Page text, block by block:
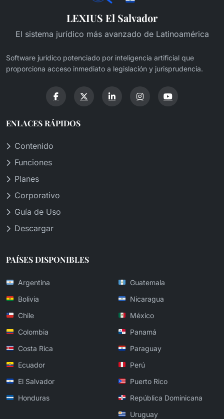
LEXIUS El Salvador
El sistema jurídico más avanzado de Latinoamérica
Software jurídico potenciado por inteligencia artificial que
proporciona acceso inmediato a legislación y jurisprudencia.
ENLACES RÁPIDOS
Contenido
Funciones
Planes
Corporativo
Guía de Uso
Descargar
PAÍSES DISPONIBLES
Argentina
Bolivia
Chile
Colombia
Costa Rica
Ecuador
El Salvador
Honduras
Guatemala
Nicaragua
México
Panamá
Paraguay
Perú
Puerto Rico
República Dominicana
Uruguay